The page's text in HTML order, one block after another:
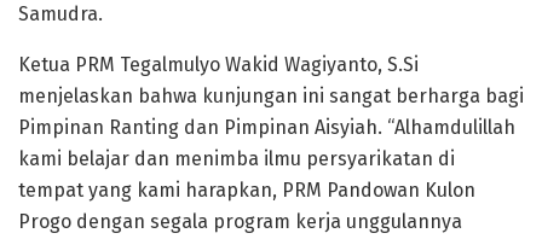
Samudra.
Ketua PRM Tegalmulyo Wakid Wagiyanto, S.Si
menjelaskan bahwa kunjungan ini sangat berharga bagi
Pimpinan Ranting dan Pimpinan Aisyiah. “Alhamdulillah
kami belajar dan menimba ilmu persyarikatan di
tempat yang kami harapkan, PRM Pandowan Kulon
Progo dengan segala program kerja unggulannya